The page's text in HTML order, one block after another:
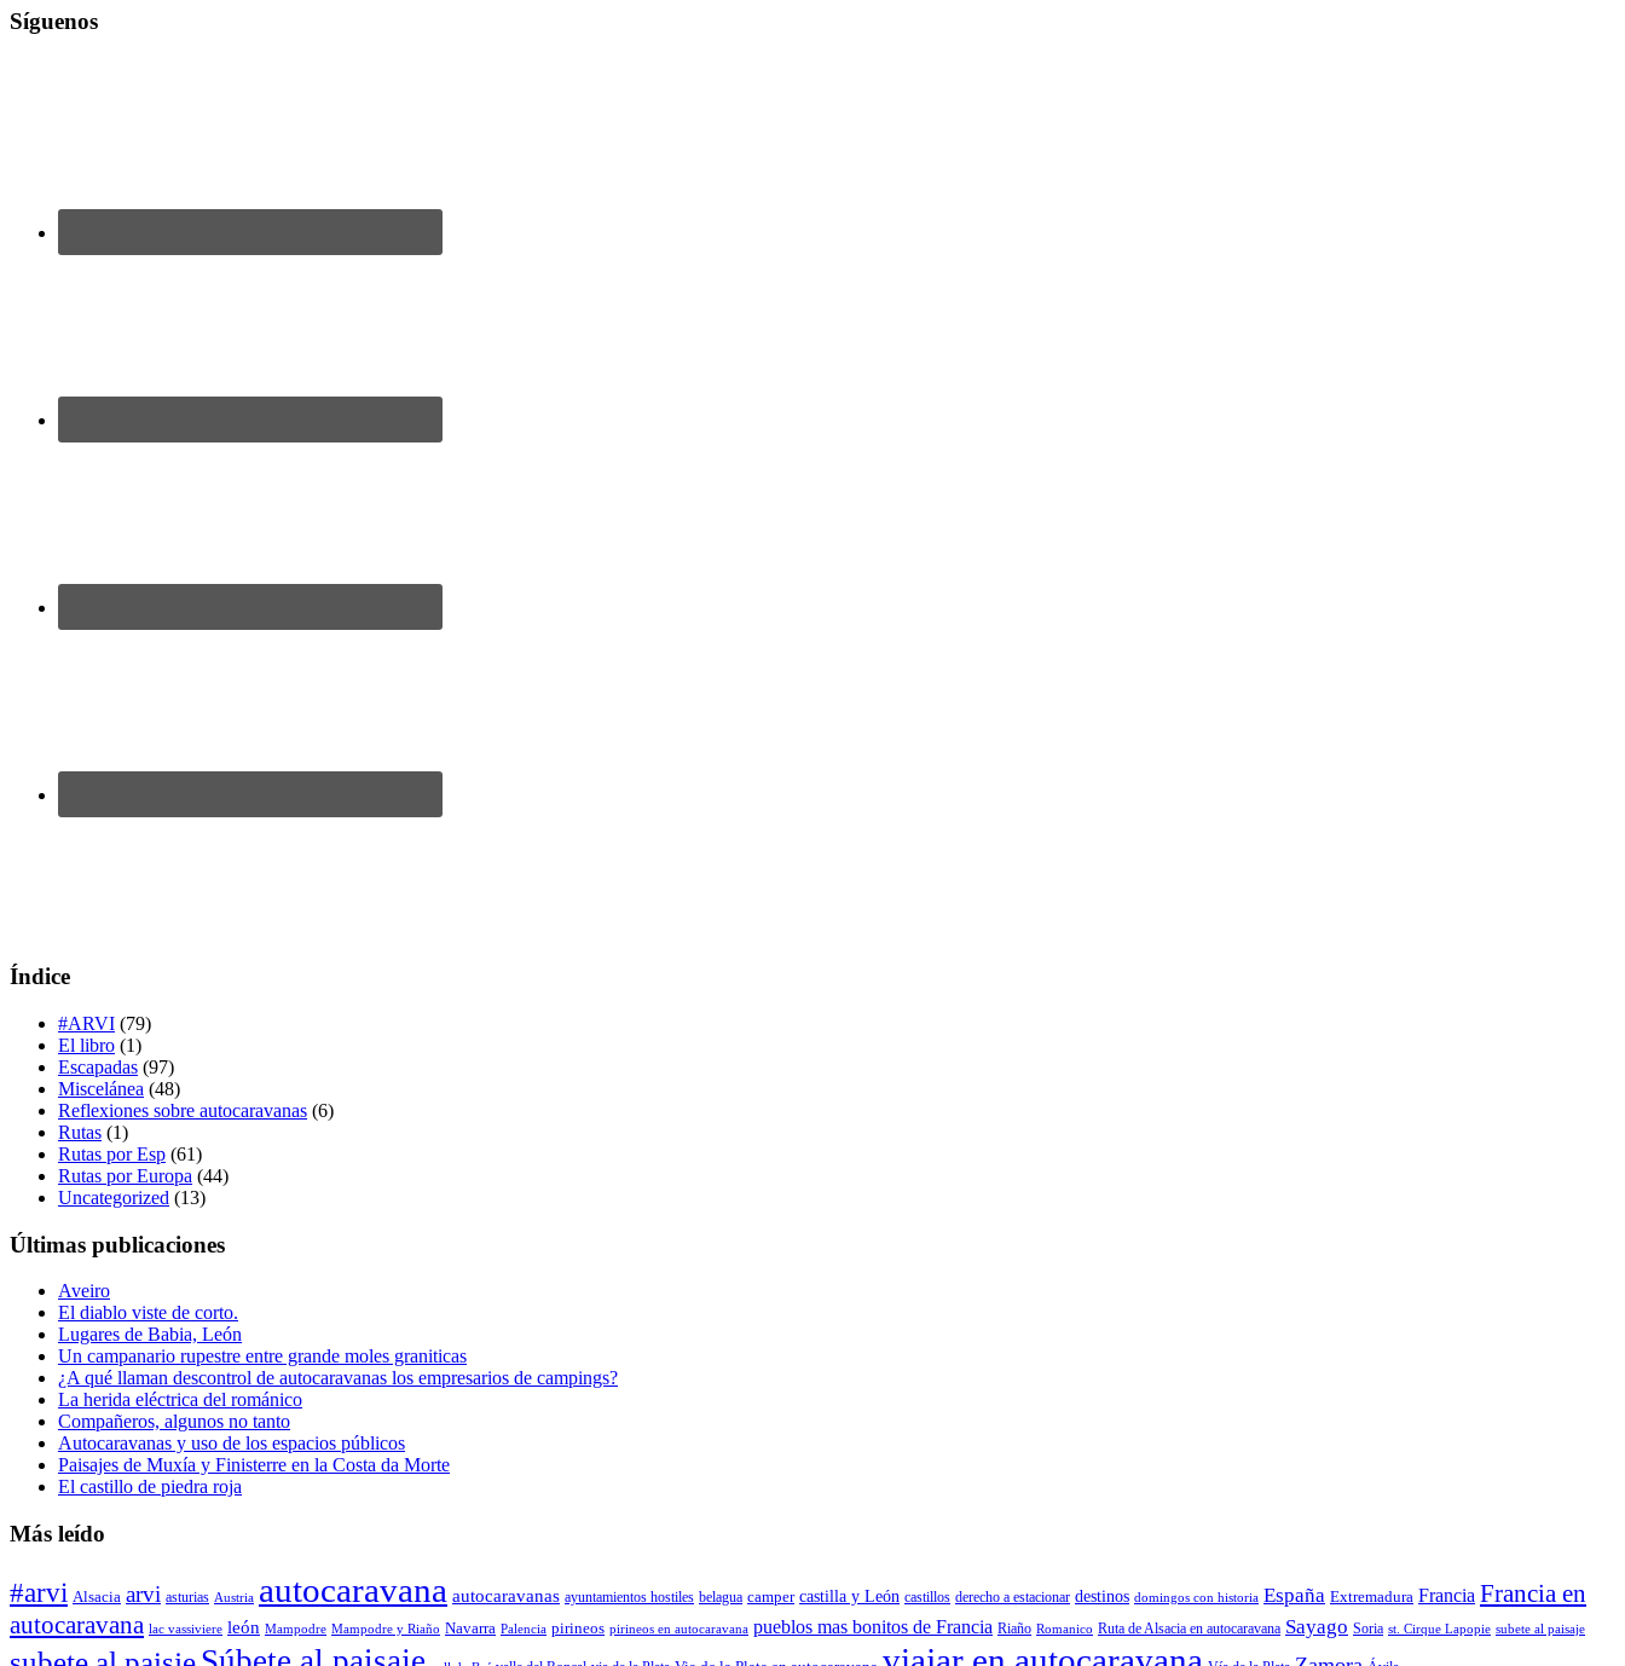
Síguenos
Índice
#ARVI (79)
El libro (1)
Escapadas (97)
Miscelánea (48)
Reflexiones sobre autocaravanas (6)
Rutas (1)
Rutas por Esp (61)
Rutas por Europa (44)
Uncategorized (13)
Últimas publicaciones
Aveiro
El diablo viste de corto.
Lugares de Babia, León
Un campanario rupestre entre grande moles graniticas
¿A qué llaman descontrol de autocaravanas los empresarios de campings?
La herida eléctrica del románico
Compañeros, algunos no tanto
Autocaravanas y uso de los espacios públicos
Paisajes de Muxía y Finisterre en la Costa da Morte
El castillo de piedra roja
Más leído
#arvi Alsacia arvi asturias Austria autocaravana autocaravanas ayuntamientos hostiles belagua camper castilla y León castillos derecho a estacionar destinos domingos con historia España Extremadura Francia Francia en
autocaravana lac vassiviere león Mampodre Mampodre y Riaño Navarra Palencia pirineos pirineos en autocaravana pueblos mas bonitos de Francia Riaño Romanico Ruta de Alsacia en autocaravana Sayago Soria st. Cirque Lapopie subete al paisaje